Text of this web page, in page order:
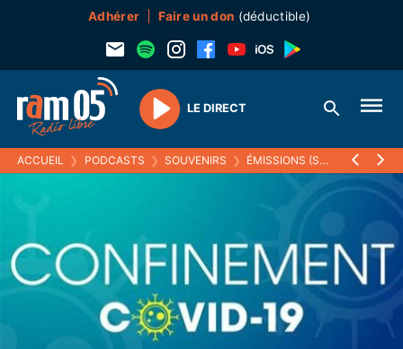
Adhérer Faire un don (déductible)
Play
LE DIRECT
ACCUEIL ❯ PODCASTS ❯ SOUVENIRS ❯ ÉMISSIONS (SOUVENIRS) ❯